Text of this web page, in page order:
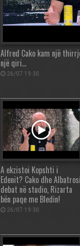
Alfred Cako kam një
një qiri…
26/07 19:30
A ekzistoi Kopshti i
Edenit? Cako dhe Albatrosi
debat në studio, Rizarta
bën paqe me Bledin!
26/07 19:30